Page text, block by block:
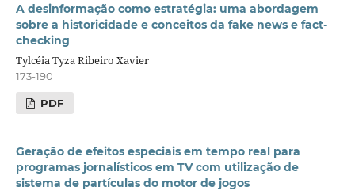
A desinformação como estratégia: uma abordagem
sobre a historicidade e conceitos da fake news e fact-
checking
Tylcéia Tyza Ribeiro Xavier
173-190
PDF
Geração de efeitos especiais em tempo real para
programas jornalísticos em TV com utilização de
sistema de partículas do motor de jogos